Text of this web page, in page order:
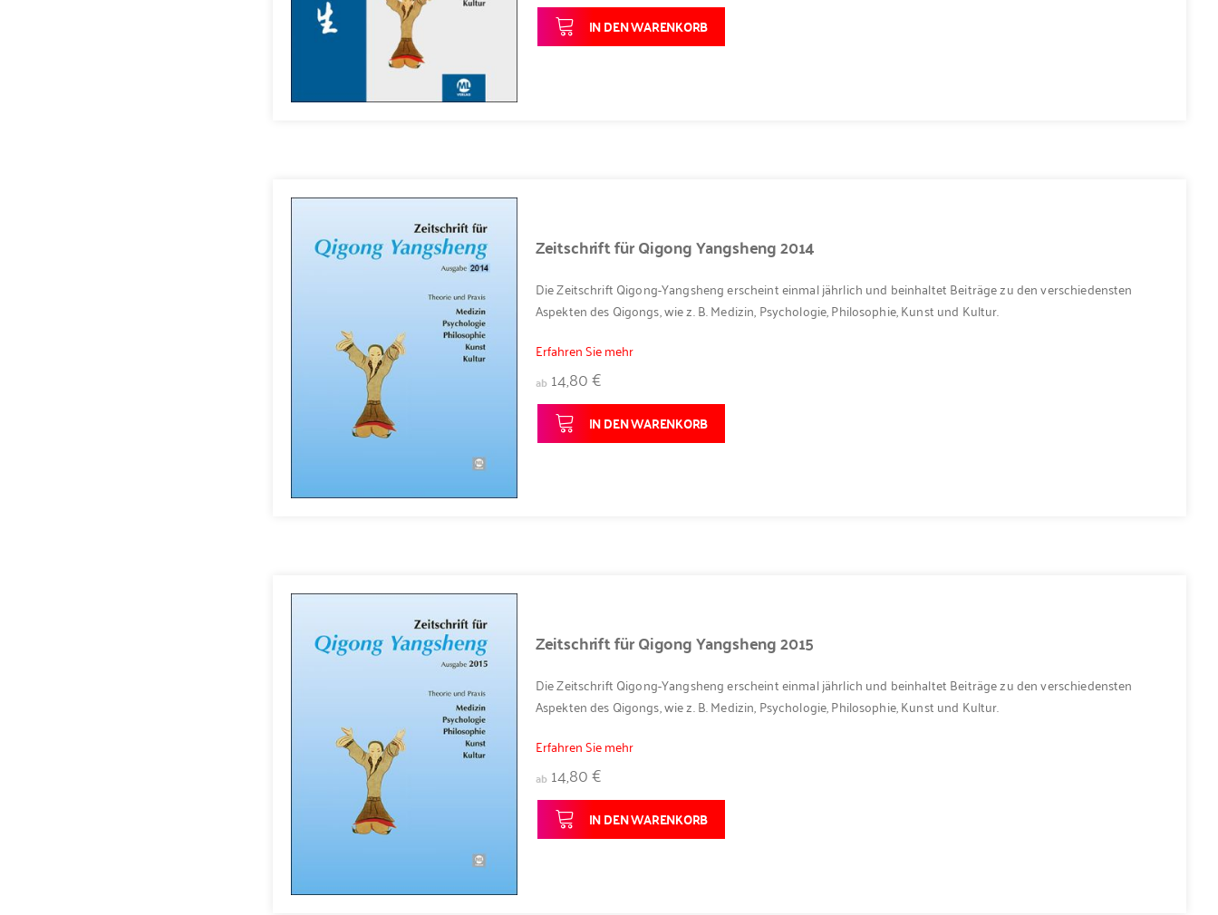
IN DEN WARENKORB
Zeitschrift für Qigong Yangsheng 2014
Die Zeitschrift Qigong-Yangsheng erscheint einmal jährlich und beinhaltet Beiträge zu den verschiedensten
Aspekten des Qigongs, wie z. B. Medizin, Psychologie, Philosophie, Kunst und Kultur.
Erfahren Sie mehr
ab 14,80 €
IN DEN WARENKORB
Zeitschrift für Qigong Yangsheng 2015
Die Zeitschrift Qigong-Yangsheng erscheint einmal jährlich und beinhaltet Beiträge zu den verschiedensten
Aspekten des Qigongs, wie z. B. Medizin, Psychologie, Philosophie, Kunst und Kultur.
Erfahren Sie mehr
ab 14,80 €
IN DEN WARENKORB